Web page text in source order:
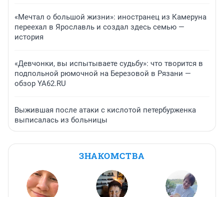
«Мечтал о большой жизни»: иностранец из Камеруна
переехал в Ярославль и создал здесь семью —
история
«Девчонки, вы испытываете судьбу»: что творится в
подпольной рюмочной на Березовой в Рязани —
обзор YA62.RU
Выжившая после атаки с кислотой петербурженка
выписалась из больницы
ЗНАКОМСТВА